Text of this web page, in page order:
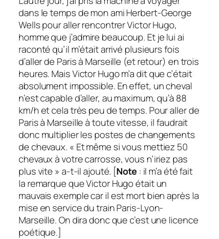
dans le temps de mon ami Herbert-George
Wells pour aller rencontrer Victor Hugo,
homme que j’admire beaucoup. Et je lui ai
raconté qu’il m’était arrivé plusieurs fois
d’aller de Paris à Marseille (et retour) en trois
heures. Mais Victor Hugo m’a dit que c’était
absolument impossible. En effet, un cheval
n’est capable d’aller, au maximum, qu’à 88
km/h et cela très peu de temps. Pour aller de
Paris à Marseille à toute vitesse, il faudrait
donc multiplier les postes de changements
de chevaux. « Et même si vous mettiez 50
chevaux à votre carrosse, vous n’iriez pas
plus vite » a-t-il ajouté. [Note: il m’a été fait
la remarque que Victor Hugo était un
mauvais exemple car il est mort bien après la
mise en service du train Paris-Lyon-
Marseille. On dira donc que c’est une licence
poétique.]